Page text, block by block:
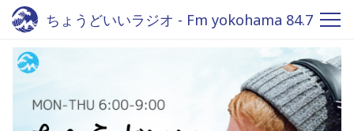
ちょうどいいラジオ - Fm yokohama 84.7